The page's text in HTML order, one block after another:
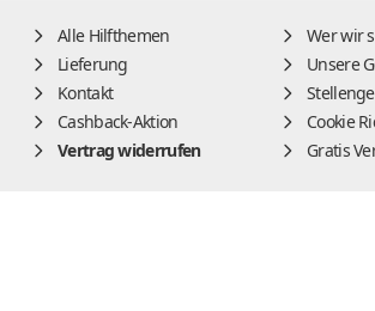
Alle Hilfthemen
Wer wir
Lieferung
Unsere
Kontakt
Cashback-Aktion
Cookie
Vertrag widerrufen
Gratis